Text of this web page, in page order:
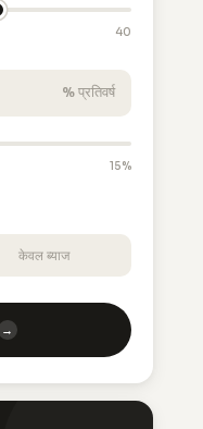
40
% प्रतिवर्ष
15%
केवल ब्याज
→